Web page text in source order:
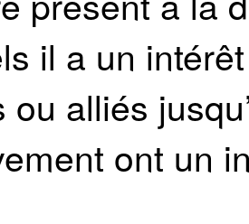
il a un
ou alliés
ont un